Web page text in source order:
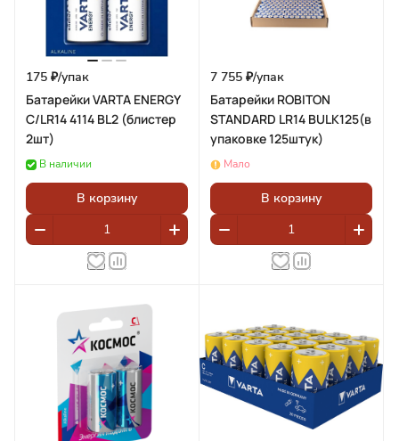
175 ₽/упак
Батарейки VARTA ENERGY
C/LR14 4114 BL2 (блистер
2шт)
В наличии
В корзину
7 755 ₽/упак
Батарейки ROBITON
STANDARD LR14 BULK125(в
упаковке 125штук)
Мало
В корзину